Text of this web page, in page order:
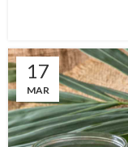
17
MAR